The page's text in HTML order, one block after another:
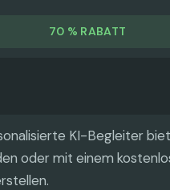
70 % RABATT
KI-Begleiter
oder mit einem